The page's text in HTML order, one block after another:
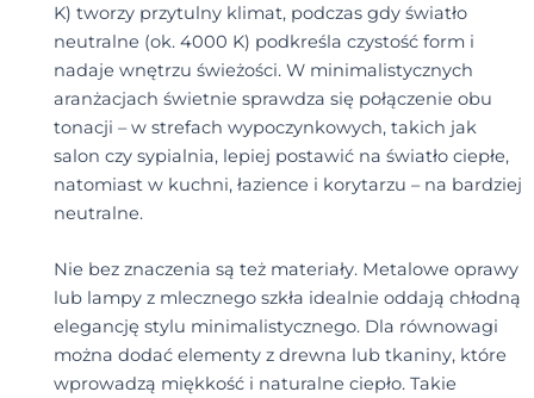
K) tworzy przytulny klimat, podczas gdy światło
neutralne (ok. 4000 K) podkreśla czystość form i
nadaje wnętrzu świeżości. W minimalistycznych
aranżacjach świetnie sprawdza się połączenie obu
tonacji – w strefach wypoczynkowych, takich jak
salon czy sypialnia, lepiej postawić na światło ciepłe,
natomiast w kuchni, łazience i korytarzu – na bardziej
neutralne.
Nie bez znaczenia są też materiały. Metalowe oprawy
lub lampy z mlecznego szkła idealnie oddają chłodną
elegancję stylu minimalistycznego. Dla równowagi
można dodać elementy z drewna lub tkaniny, które
wprowadzą miękkość i naturalne ciepło. Takie